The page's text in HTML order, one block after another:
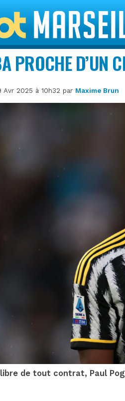
PROCHE D’UN
Avr 2025 à 10h32 par Maxime Brun
de tout contrat, Paul